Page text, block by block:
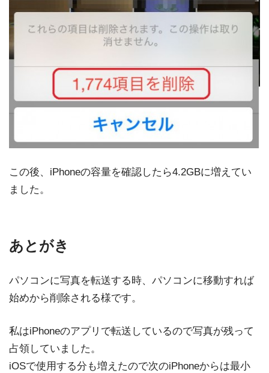
この後、iPhoneの容量を確認したら4.2GBに増えてい
ました。
あとがき
パソコンに写真を転送する時、パソコンに移動すれば
始めから削除される様です。
私はiPhoneのアプリで転送しているので写真が残って
占領していました。
iOSで使用する分も増えたので次のiPhoneからは最小